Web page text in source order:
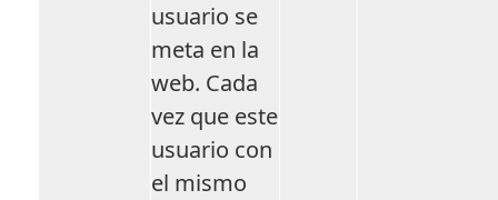
usuario se
meta en la
web. Cada
vez que este
usuario con
el mismo